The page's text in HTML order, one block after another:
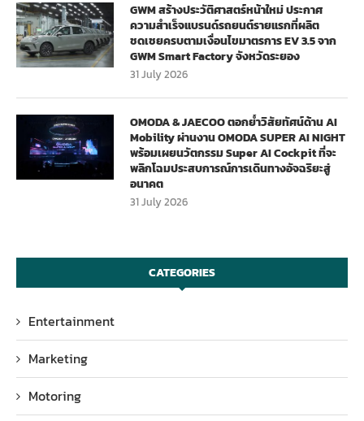
GWM สร้างประวัติศาสตร์หน้าใหม่ ประกาศ
ความสำเร็จแบรนด์รถยนต์รายแรกที่ผลิต
ชดเชยครบตามเงื่อนไขมาตรการ EV 3.5 จาก
GWM Smart Factory จังหวัดระยอง
31 July 2026
OMODA & JAECOO ตอกย้ำวิสัยทัศน์ด้าน AI
Mobility ผ่านงาน OMODA SUPER AI NIGHT
พร้อมเผยนวัตกรรม Super AI Cockpit ที่จะ
พลิกโฉมประสบการณ์การเดินทางอัจฉริยะสู่
อนาคต
31 July 2026
CATEGORIES
Entertainment
Marketing
Motoring